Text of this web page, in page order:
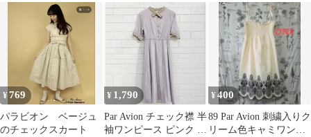
クワンピース
¥769
パラビオン ベージュ
のチェックスカート
¥ 1,790
Par Avion チェック襟 半
袖ワンピース ピンク レ
¥400
89 Par Avion 刺繍入りク
リーム色キャミワンピ